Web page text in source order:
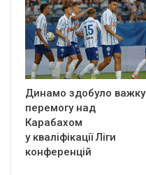
Динамо здобуло важку
перемогу над
Карабахом
у кваліфікації Ліги
конференцій